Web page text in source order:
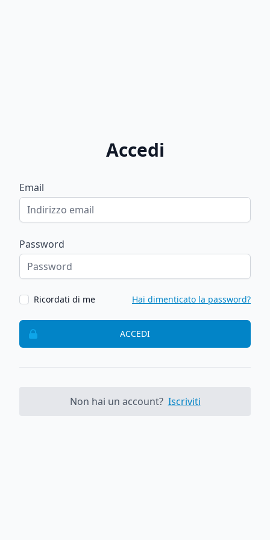
Accedi
Email
Password
Ricordati di me Hai dimenticato la password?
ACCEDI
Non hai un account? Iscriviti